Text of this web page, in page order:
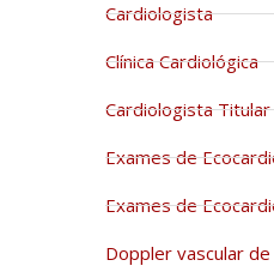
Cardiologista
Clínica Cardiológica
Cardiologista Titular
Exames de
Exames de
Doppler vascular